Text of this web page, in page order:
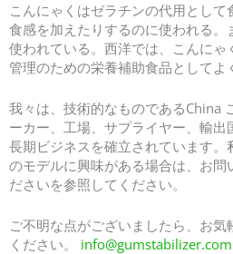
こんにゃくはゼラチンの代用として
食感を加えたりするのに使われる。
使われている。西洋では、こんに
管理のための栄養補助食品としてよ
我々は、技術的なものであるChina
ーカー、工場、サプライヤー、輸
長期ビジネスを確立されています
のモデルに興味がある場合は、お問
ださいを参照してください。
ご不明な点がございましたら、お
ください。 info@gumstabilizer.com